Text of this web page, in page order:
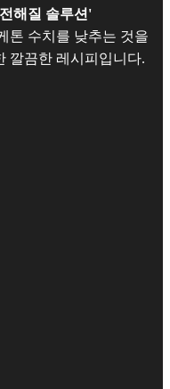
해질 솔루션'
톤 수치를 낮추는 것을
깔끔한 레시피입니다.